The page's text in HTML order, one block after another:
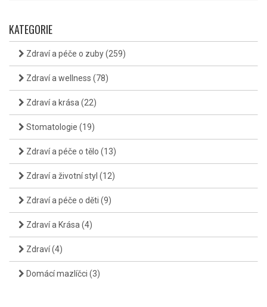
KATEGORIE
Zdraví a péče o zuby(259)
Zdraví a wellness (78)
Zdraví a krása (22)
Stomatologie (19)
Zdraví a péče o tělo (13)
Zdraví a životní styl (12)
Zdraví a péče o děti (9)
Zdraví a Krása (4)
Zdraví(4)
Domácí mazlíčci (3)